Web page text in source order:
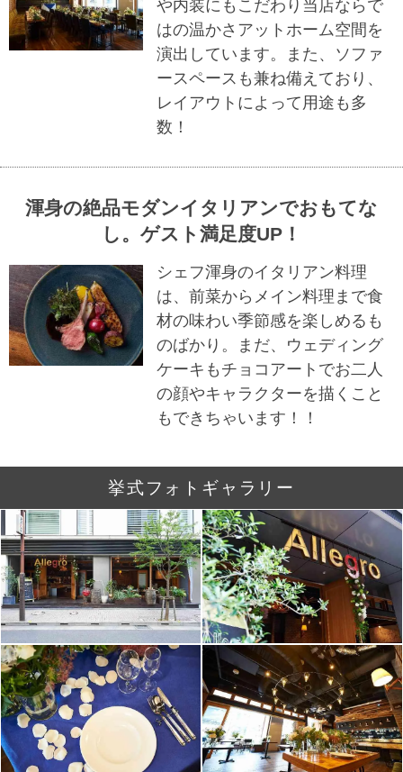
や内装にもこだわり当店ならで
はの温かさアットホーム空間を
演出しています。また、ソファ
ースペースも兼ね備えており、
レイアウトによって用途も多
数！
渾身の絶品モダンイタリアンでおもてな
し。ゲスト満足度UP！
シェフ渾身のイタリアン料理
は、前菜からメイン料理まで食
材の味わい季節感を楽しめるも
のばかり。まだ、ウェディング
ケーキもチョコアートでお二人
の顔やキャラクターを描くこと
もできちゃいます！！
挙式フォトギャラリー